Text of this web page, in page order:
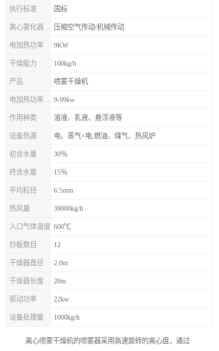
执行标准 国标
压缩空气传动/机械传动
电加热功率 9KW
干燥能力 100kg/h
产品 喷雾干燥机
9-99kw
作用种类 溶液、乳液、悬浮液等
设备热源 电、蒸气+电,燃油、煤气、热风炉
初含水量 30％
终含水量 15％
平均粒径 6.5mm
热风量 39000kg/h
入口气体温度 600℃
抄板数目 12
干燥器直径 2.0m
干燥器长度 20m
驱动功率 22kw
设备处理量 1000kg/h
离心喷雾干燥机的喷雾器采用高速旋转的离心盘，通过